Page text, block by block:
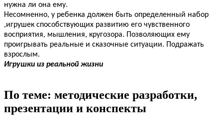
нужна ли она ему.
Несомненно, у ребенка должен быть определенный набор
,игрушек способствующих развитию его чувственного
восприятия, мышления, кругозора. Позволяющих ему
проигрывать реальные и сказочные ситуации. Подражать
взрослым.
Игрушки из реальной жизни
По теме: методические разработки,
презентации и конспекты